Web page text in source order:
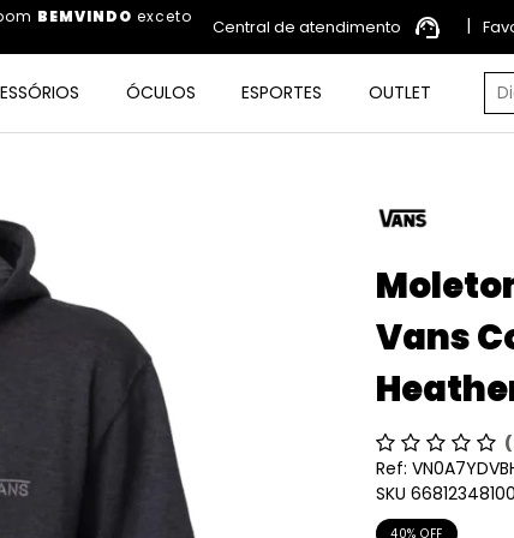
BEMVINDO exceto
Central de atendimento support_agent |
ÓCULOS ESPORTES OUTLET
Vans
(
Ref:
SKU
40% OFF